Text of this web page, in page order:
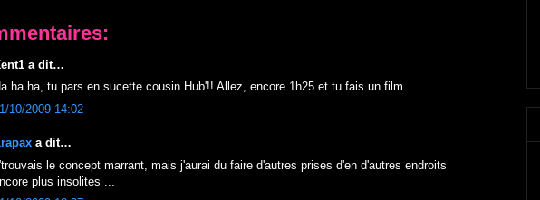
a dit…
ha ha, tu pars en sucette cousin Hub'!! Allez, encore 1h25 et tu fais un film
10/2009 14:02
a dit…
le concept marrant, mais j'aurai du faire d'autres prises d'en d'autres endroits
plus insolites ...